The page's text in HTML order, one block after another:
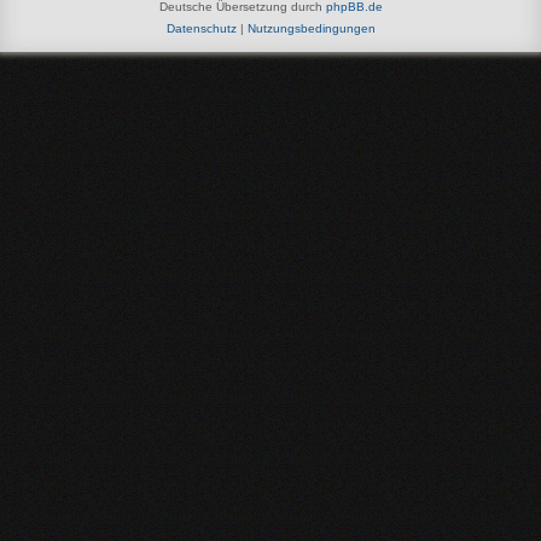
Deutsche Übersetzung durch phpBB.de
Datenschutz| Nutzungsbedingungen